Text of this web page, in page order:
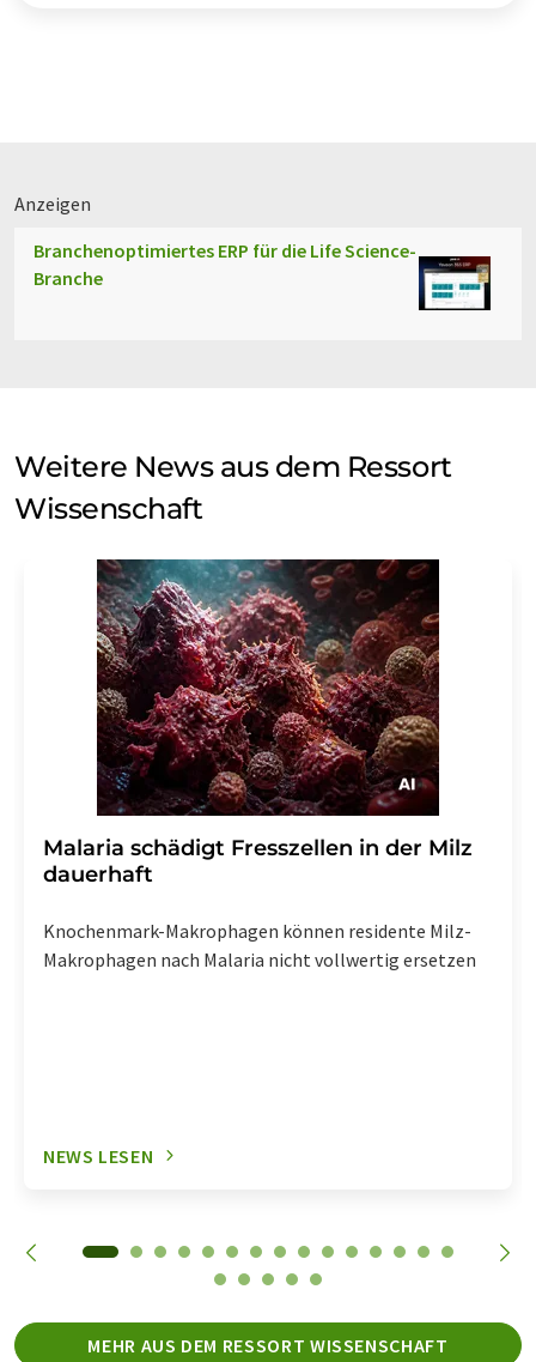
Anzeigen
Branchenoptimiertes ERP für die Life Science-
Branche
Weitere News aus dem Ressort
Wissenschaft
Malaria schädigt Fresszellen in der Milz
dauerhaft
Knochenmark-Makrophagen können residente Milz-
Makrophagen nach Malaria nicht vollwertig ersetzen
NEWS LESEN
MEHR AUS DEM RESSORT WISSENSCHAFT